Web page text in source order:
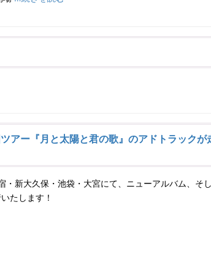
アー『月と太陽と君の歌』のアドトラックが
新大久保・池袋・大宮にて、ニューアルバム、そ
たします！